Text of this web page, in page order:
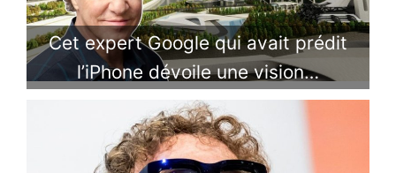
Cet expert Google qui avait prédit
l’iPhone dévoile une vision…